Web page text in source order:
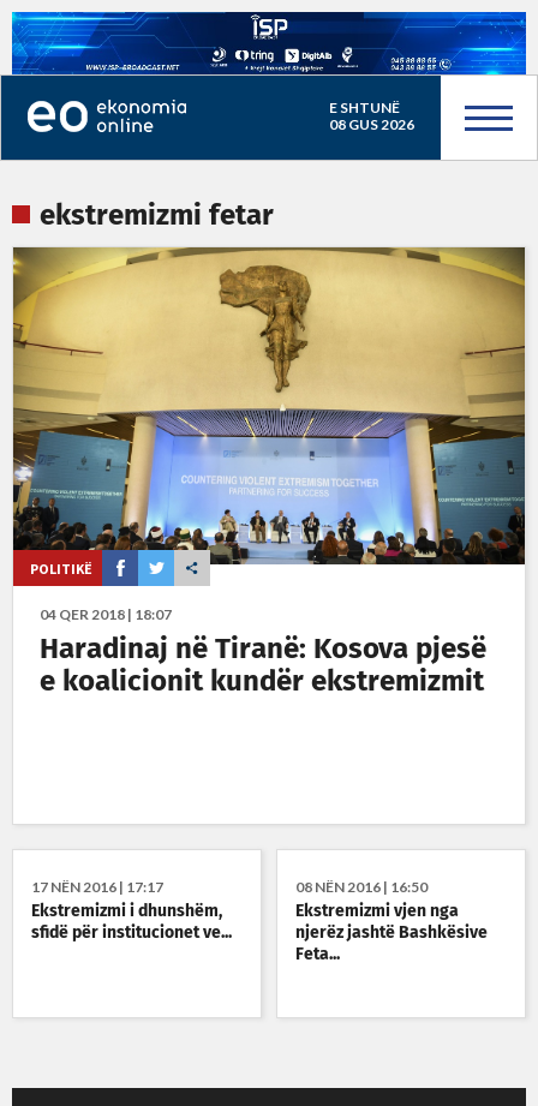
E SHTUNË
08 GUS 2026
ekstremizmi fetar
POLITIKË
04 QER 2018 | 18:07
Haradinaj në Tiranë: Kosova pjesë
e koalicionit kundër ekstremizmit
17 NËN 2016 | 17:17
Ekstremizmi i dhunshëm,
sfidë për institucionet ve...
08 NËN 2016 | 16:50
Ekstremizmi vjen nga
njerëz jashtë Bashkësive
Feta...